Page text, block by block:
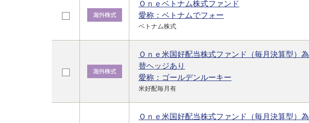
Ｏｎｅベトナム株式ファンド
愛称：ベトナムでフォー
ベトナム株式
Ｏｎｅ米国好配当株式ファンド（毎月決算型）為
替ヘッジあり
愛称：ゴールデンルーキー
米好配毎月有
Ｏｎｅ米国好配当株式ファンド（毎月決算型）為